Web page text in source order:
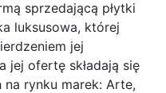
sprzedającą płytki
luksusowa, której
jej
jej ofertę składają się
rynku marek: Arte,